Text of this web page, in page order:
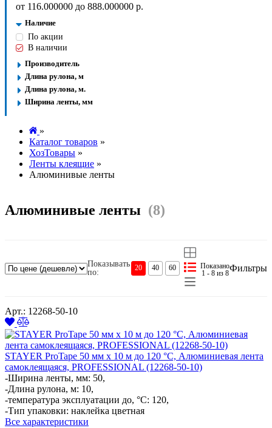
от 116.000000 до 888.000000 р.
Наличие
По акции
В наличии
Производитель
Длина рулона, м
Длина рулона, м.
Ширина ленты, мм
»
Каталог товаров »
ХозТовары »
Ленты клеящие »
Алюминивые ленты
Алюминивые ленты (8)
Показывать
по:
20 40 60
Показано
1 - 8 из 8Фильтры
Арт.: 12268-50-10
STAYER ProTape 50 мм х 10 м до 120 °С, Алюминиевая лента
самоклеящаяся, PROFESSIONAL (12268-50-10)
-Ширина ленты, мм: 50,
-Длина рулона, м: 10,
-температура эксплуатации до, °C: 120,
-Тип упаковки: наклейка цветная
Все характеристики